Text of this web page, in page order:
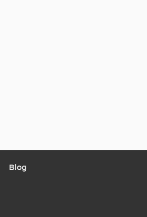
Blog